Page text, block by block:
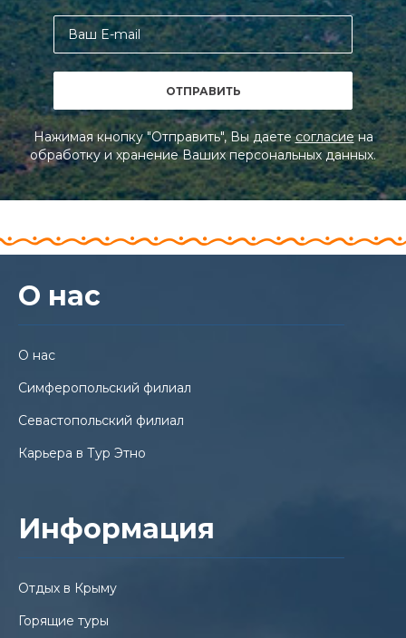
Нажимая кнопку "Отправить", Вы даетесогласиена
обработку и хранение Ваших персональных данных.
О нас
О нас
Симферопольский филиал
Севастопольский филиал
Карьера в Тур Этно
Информация
Отдых в Крыму
Горящие туры